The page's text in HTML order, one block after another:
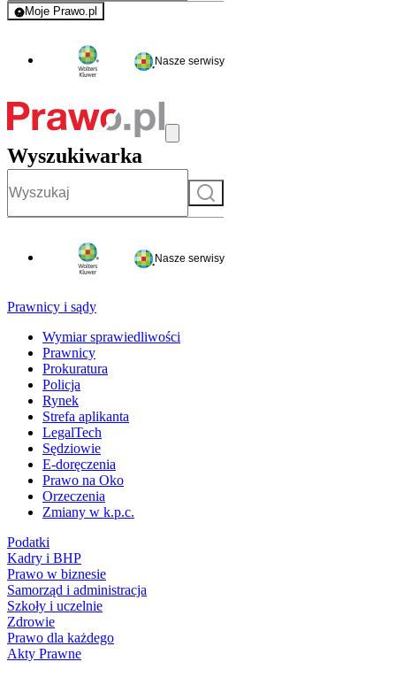
Moje Prawo.pl
- rejestracja i logowanie do serwisu
Nasze serwisy
Wyszukiwarka
Szukaj
Nasze serwisy
Prawnicy i sądy
Wymiar sprawiedliwości
Prawnicy
Prokuratura
Policja
Rynek
Strefa aplikanta
LegalTech
Sędziowie
E-doręczenia
Prawo na Oko
Orzeczenia
Zmiany w k.p.c.
Podatki
Kadry i BHP
Prawo w biznesie
Samorząd i administracja
Szkoły i uczelnie
Zdrowie
Prawo dla każdego
Akty Prawne